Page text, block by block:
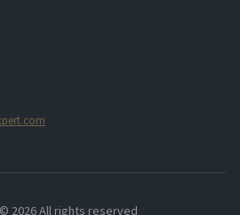
2026 All rights reserved